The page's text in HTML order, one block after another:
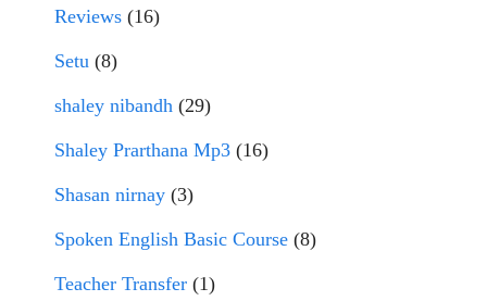
Reviews (16)
Setu (8)
shaley nibandh (29)
Shaley Prarthana Mp3 (16)
Shasan nirnay (3)
Spoken English Basic Course (8)
Teacher Transfer (1)